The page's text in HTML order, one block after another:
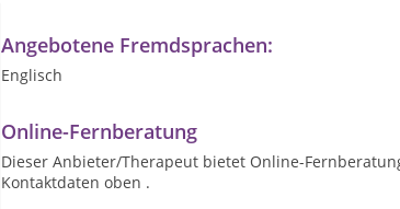
Angebotene Fremdsprachen:
Englisch
Online-Fernberatung
Dieser Anbieter/Therapeut bietet Online-
Kontaktdaten oben .